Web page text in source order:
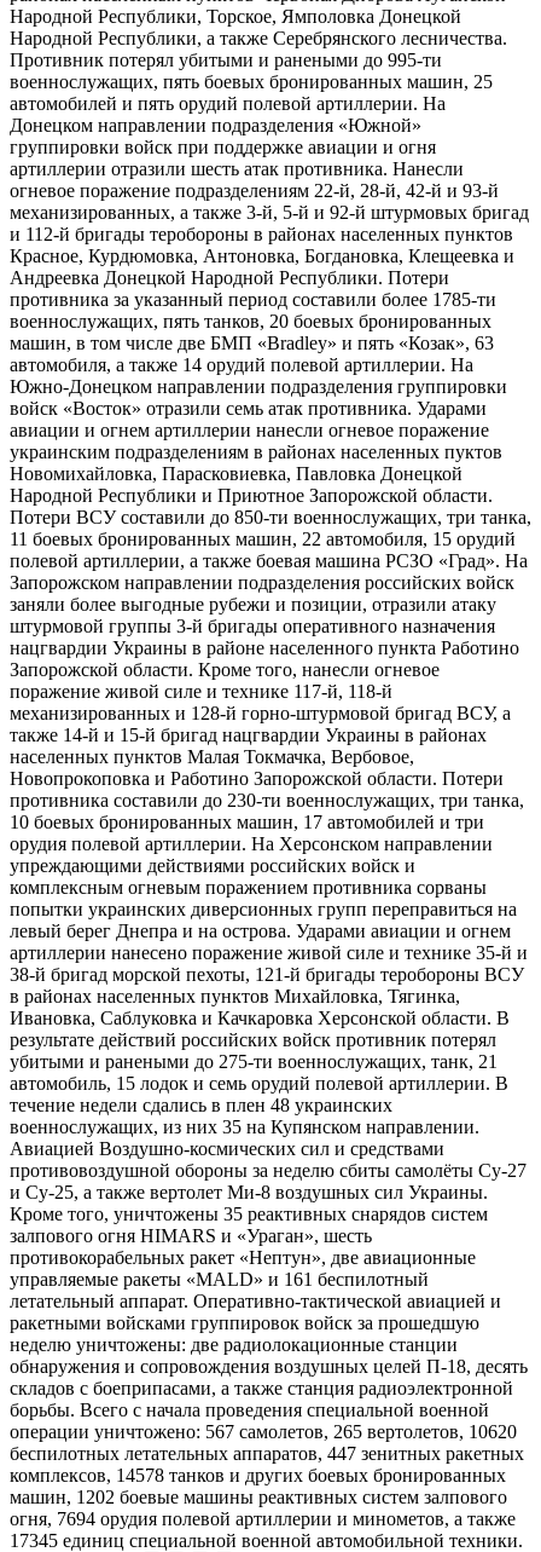
Народной Республики, Торское, Ямполовка Донецкой
Народной Республики, а также Серебрянского лесничества.
Противник потерял убитыми и ранеными до 995-ти
военнослужащих, пять боевых бронированных машин, 25
автомобилей и пять орудий полевой артиллерии. На
Донецком направлении подразделения «Южной»
группировки войск при поддержке авиации и огня
артиллерии отразили шесть атак противника. Нанесли
огневое поражение подразделениям 22-й, 28-й, 42-й и 93-й
механизированных, а также 3-й, 5-й и 92-й штурмовых бригад
и 112-й бригады теробороны в районах населенных пунктов
Красное, Курдюмовка, Антоновка, Богдановка, Клещеевка и
Андреевка Донецкой Народной Республики. Потери
противника за указанный период составили более 1785-ти
военнослужащих, пять танков, 20 боевых бронированных
машин, в том числе две БМП «Bradley» и пять «Козак», 63
автомобиля, а также 14 орудий полевой артиллерии. На
Южно-​Донецком направлении подразделения группировки
войск «Восток» отразили семь атак противника. Ударами
авиации и огнем артиллерии нанесли огневое поражение
украинским подразделениям в районах населенных пуктов
Новомихайловка, Парасковиевка, Павловка Донецкой
Народной Республики и Приютное Запорожской области.
Потери ВСУ составили до 850-ти военнослужащих, три танка,
11 боевых бронированных машин, 22 автомобиля, 15 орудий
полевой артиллерии, а также боевая машина РСЗО «Град». На
Запорожском направлении подразделения российских войск
заняли более выгодные рубежи и позиции, отразили атаку
штурмовой группы 3-й бригады оперативного назначения
нацгвардии Украины в районе населенного пункта Работино
Запорожской области. Кроме того, нанесли огневое
поражение живой силе и технике 117-й, 118-й
механизированных и 128-й горно-​штурмовой бригад ВСУ, а
также 14-й и 15-й бригад нацгвардии Украины в районах
населенных пунктов Малая Токмачка, Вербовое,
Новопрокоповка и Работино Запорожской области. Потери
противника составили до 230-ти военнослужащих, три танка,
10 боевых бронированных машин, 17 автомобилей и три
орудия полевой артиллерии. На Херсонском направлении
упреждающими действиями российских войск и
комплексным огневым поражением противника сорваны
попытки украинских диверсионных групп переправиться на
левый берег Днепра и на острова. Ударами авиации и огнем
артиллерии нанесено поражение живой силе и технике 35-й и
38-й бригад морской пехоты, 121-й бригады теробороны ВСУ
в районах населенных пунктов Михайловка, Тягинка,
Ивановка, Саблуковка и Качкаровка Херсонской области. В
результате действий российских войск противник потерял
убитыми и ранеными до 275-ти военнослужащих, танк, 21
автомобиль, 15 лодок и семь орудий полевой артиллерии. В
течение недели сдались в плен 48 украинских
военнослужащих, из них 35 на Купянском направлении.
Авиацией Воздушно-​космических сил и средствами
противовоздушной обороны за неделю сбиты самолёты Су-27
и Су-25, а также вертолет Ми-8 воздушных сил Украины.
Кроме того, уничтожены 35 реактивных снарядов систем
залпового огня HIMARS и «Ураган», шесть
противокорабельных ракет «Нептун», две авиационные
управляемые ракеты «MALD» и 161 беспилотный
летательный аппарат. Оперативно-​тактической авиацией и
ракетными войсками группировок войск за прошедшую
неделю уничтожены: две радиолокационные станции
обнаружения и сопровождения воздушных целей П-18, десять
складов с боеприпасами, а также станция радиоэлектронной
борьбы. Всего с начала проведения специальной военной
операции уничтожено: 567 самолетов, 265 вертолетов, 10620
беспилотных летательных аппаратов, 447 зенитных ракетных
комплексов, 14578 танков и других боевых бронированных
машин, 1202 боевые машины реактивных систем залпового
огня, 7694 орудия полевой артиллерии и минометов, а также
17345 единиц специальной военной автомобильной техники.